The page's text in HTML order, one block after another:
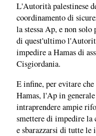
L'Autorità palestinese
coordinamento di
la stessa Ap, e non
di quest'ultimo
impedire a Hamas di
Cisgiordania.
E infine, per evitare
Hamas, l'Ap in
intraprendere ampie
smettere di impedire la
e sbarazzarsi di tutte le